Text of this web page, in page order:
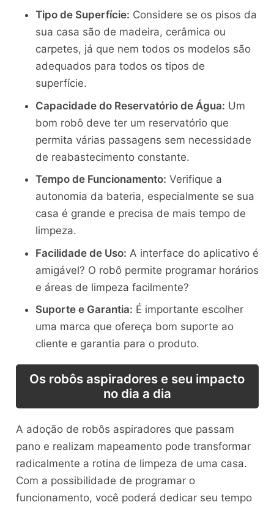
Tipo de Superfície: Considere se os pisos da
sua casa são de madeira, cerâmica ou
carpetes, já que nem todos os modelos são
adequados para todos os tipos de
superfície.
Capacidade do Reservatório de Água: Um
bom robô deve ter um reservatório que
permita várias passagens sem necessidade
de reabastecimento constante.
Tempo de Funcionamento: Verifique a
autonomia da bateria, especialmente se sua
casa é grande e precisa de mais tempo de
limpeza.
Facilidade de Uso: A interface do aplicativo é
amigável? O robô permite programar horários
e áreas de limpeza facilmente?
Suporte e Garantia: É importante escolher
uma marca que ofereça bom suporte ao
cliente e garantia para o produto.
Os robôs aspiradores e seu impacto
no dia a dia
A adoção de robôs aspiradores que passam
pano e realizam mapeamento pode transformar
radicalmente a rotina de limpeza de uma casa.
Com a possibilidade de programar o
funcionamento, você poderá dedicar seu tempo